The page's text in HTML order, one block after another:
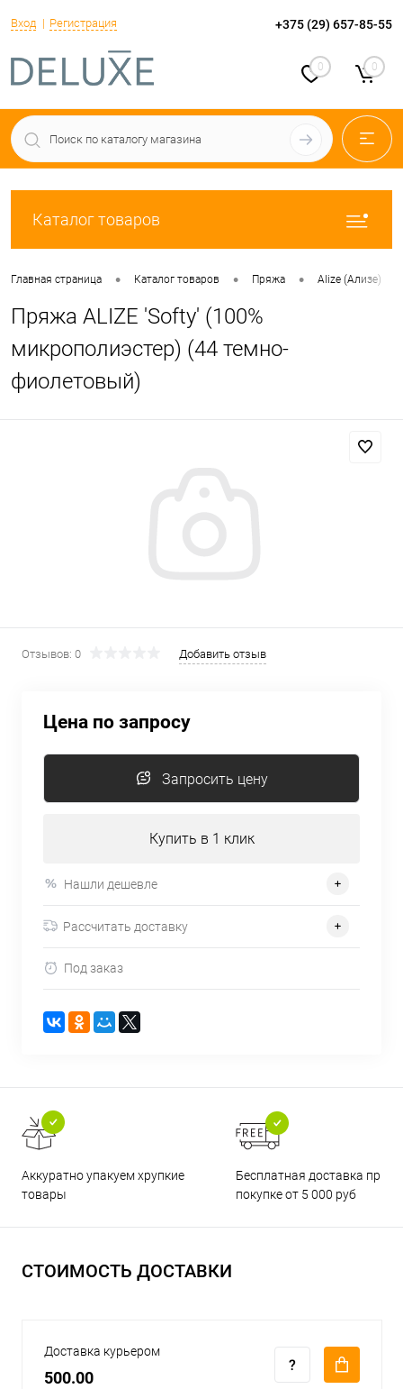
Вход Регистрация +375 (29) 657-85-55
0 0
Каталог товаров
Главная страница • Каталог товаров • Пряжа • Alize (Ализе)
Пряжа ALIZE 'Softy' (100%
микрополиэстер) (44 темно-
фиолетовый)
Отзывов: 0 Добавить отзыв
Цена по запросу
Запросить цену
Купить в 1 клик
Нашли дешевле
Рассчитать доставку
Под заказ
Аккуратно упакуем хрупкие
товары
Бесплатная доставка при
покупке от 5 000 руб
СТОИМОСТЬ ДОСТАВКИ
Доставка курьером
500.00